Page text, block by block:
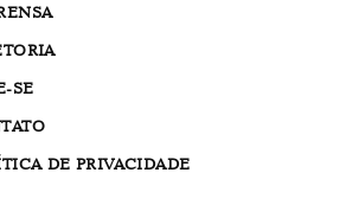
SE
DE PRIVACIDADE